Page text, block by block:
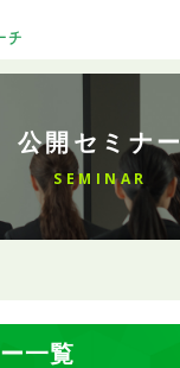
公開セミナー
SEMINAR
一覧